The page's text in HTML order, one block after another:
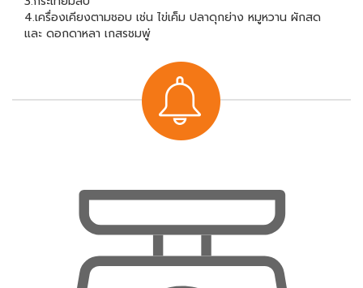
4.เครื่องเคียงตามชอบ เช่น ไข่เค็ม ปลาดุกย่าง หมูหวาน ผักสด
และ ดอกดาหลา เกสรชมพู่